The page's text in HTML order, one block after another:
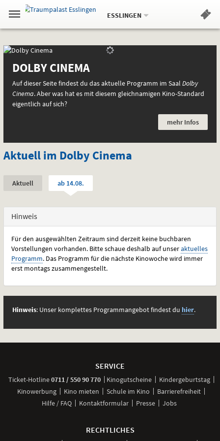
Springe
zum
,zum
.
Navigation
Service
Gehe
zur
Standortauswahl
Standort:
ESSLINGEN.
Hinweis
Aktuell
im
Dolby
Cinema
Aktuell
im
Dolby
Cinema
DOLBY CINEMA
Auf dieser Seite findest du das aktuelle Programm im Saal Dolby
Cinema. Aber was hat es mit diesem gleichnamigen Kino-Standard
eigentlich auf sich?
mehr Infos
Aktuell im Dolby Cinema
Zeitraum:
Aktuell ab 14.08.
Aktuelle
Vorstellungen
Hinweis
Für den ausgewählten Zeitraum sind derzeit keine buchbaren
Vorstellungen vorhanden. Bitte schaue deshalb auf unseraktuelles
Programm. Das Programm für die nächste Kinowoche wird immer
erst montags zusammengestellt.
Hinweis: Unser komplettes Programmangebot findest du hier.
SERVICE
Ticket-Hotline0711 / 550 90 770anrufen
Kinogutscheine
Kindergeburtstag
Kinowerbung
Kino mieten Schule im Kino
Barrierefreiheit
Hilfe / FAQ
Kontaktformular Presse Jobs
RECHTLICHES